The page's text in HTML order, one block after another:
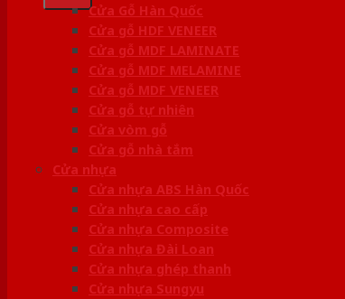
Cửa Gỗ Hàn Quốc
Cửa gỗ HDF VENEER
Cửa gỗ MDF LAMINATE
Cửa gỗ MDF MELAMINE
Cửa gỗ MDF VENEER
Cửa gỗ tự nhiên
Cửa vòm gỗ
Cửa gỗ nhà tắm
Cửa nhựa
Cửa nhựa ABS Hàn Quốc
Cửa nhựa cao cấp
Cửa nhựa Composite
Cửa nhựa Đài Loan
Cửa nhựa ghép thanh
Cửa nhựa Sungyu